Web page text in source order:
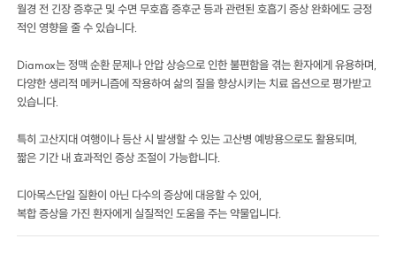
월경 전 긴장 증후군 및 수면 무호흡 증후군 등과 관련된 호흡기 증상 완화에도 긍정
적인 영향을 줄 수 있습니다.
Diamox는 정맥 순환 문제나 안압 상승으로 인한 불편함을 겪는 환자에게 유용하며,
다양한 생리적 메커니즘에 작용하여 삶의 질을 향상시키는 치료 옵션으로 평가받고
있습니다.
특히 고산지대 여행이나 등산 시 발생할 수 있는 고산병 예방용으로도 활용되며,
짧은 기간 내 효과적인 증상 조절이 가능합니다.
디아목스단일 질환이 아닌 다수의 증상에 대응할 수 있어,
복합 증상을 가진 환자에게 실질적인 도움을 주는 약물입니다.